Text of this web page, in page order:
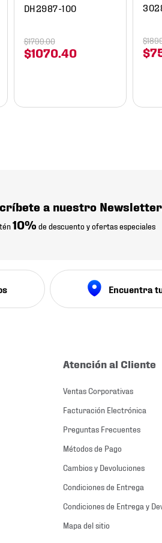
DH2987-100
$1070. 40
$1799.00
$
$
a nuestro
10% de descuento y ofertas especiales
Encuentra
Atención al Cliente
Ventas Corporativas
Facturación Electrónica
Preguntas Frecuentes
Métodos de Pago
Cambios y Devoluciones
Condiciones de Entrega
Condiciones de Entrega y
Mapa del sitio